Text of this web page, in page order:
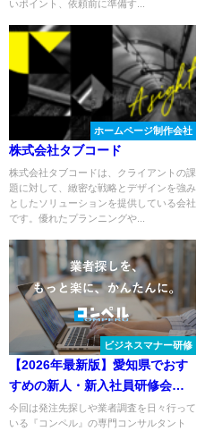
いポイント、依頼前に準備す...
ホームページ制作会社
株式会社タブコード
株式会社タブコードは、クライアントの課
題に対して、緻密な戦略とデザインを強み
としたソリューションを提供している会社
です。優れたプランニングや...
ビジネスマナー研修
【2026年最新版】愛知県でおす
すめの新人・新入社員研修会社
６選
今回は発注先探しや業者調査を日々行って
いる『コンペル』の専門コンサルタント